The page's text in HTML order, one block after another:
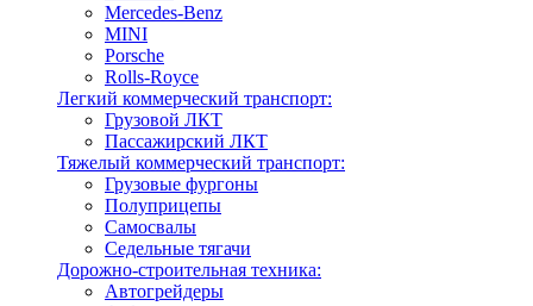
Mercedes-Benz
MINI
Porsche
Rolls-Royce
Легкий коммерческий транспорт:
Грузовой ЛКТ
Пассажирский ЛКТ
Тяжелый коммерческий транспорт:
Грузовые фургоны
Полуприцепы
Самосвалы
Седельные тягачи
Дорожно-строительная техника:
Автогрейдеры